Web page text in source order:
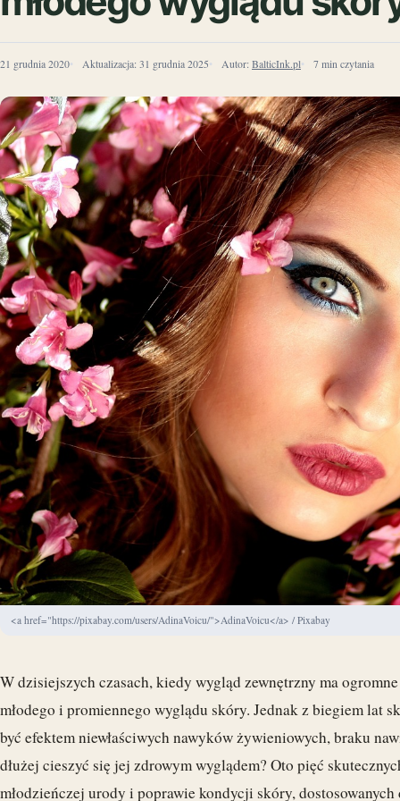
21 grudnia 2020 Aktualizacja: 31 grudnia 2025 Autor: BalticInk.pl 7 min czytania
<a href="https://pixabay.com/users/AdinaVoicu/">AdinaVoicu</a> / Pixabay
W dzisiejszych czasach, kiedy wygląd zewnętrzny ma
młodego i promiennego wyglądu skóry. Jednak z biegiem lat
być efektem niewłaściwych nawyków żywieniowych, braku
dłużej cieszyć się jej zdrowym wyglądem? Oto pięć
młodzieńczej urody i poprawie kondycji skóry,